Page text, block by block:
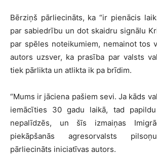
Bērziņš pārliecināts, ka “ir pienācis
par sabiedrību un dot skaidru signālu
par spēles noteikumiem, nemainot tos
autors uzsver, ka prasība par valsts
tiek pārlikta un atlikta ik pa brīdim.
“Mums ir jāciena pašiem sevi. Ja kāds
iemācīties 30 gadu laikā, tad
nepalīdzēs, un šīs izmaiņas
piekāpšanās agresorvalsts
pārliecināts iniciatīvas autors.